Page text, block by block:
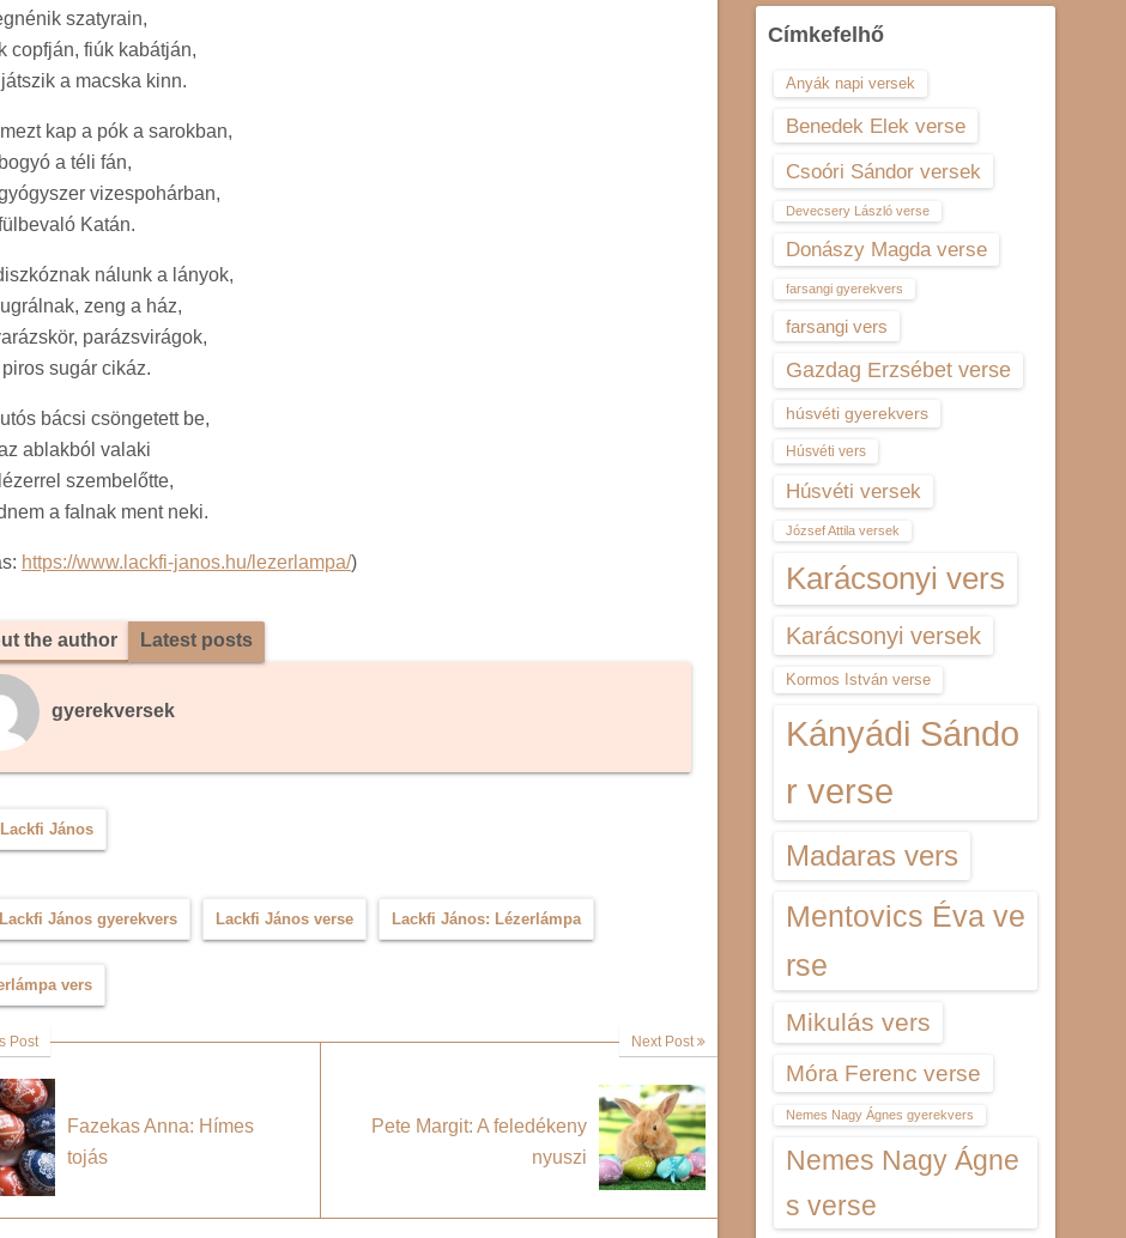
szatyrain,
copfján, fiúk kabátján,
a macska kinn.
kap a pók a sarokban,
a téli fán,
vizespohárban,
Katán.
nálunk a lányok,
zeng a ház,
parázsvirágok,
sugár cikáz.
bácsi csöngetett be,
ablakból valaki
szembelőtte,
a falnak ment neki.
https://www.lackfi-janos.hu/lezerlampa/)
the author Latest posts
gyerekversek
Lackfi János
Lackfi János gyerekvers Lackfi János verse Lackfi János: Lézerlámpa
vers
Post
Fazekas Anna: Hímes
tojás
Next Post
Pete Margit: A feledékeny
nyuszi
Címkefelhő
Anyák napi versek
Benedek Elek verse
Csoóri Sándor versek
Devecsery László verse
Donászy Magda verse
farsangi gyerekvers
farsangi vers
Gazdag Erzsébet verse
húsvéti gyerekvers
Húsvéti vers
Húsvéti versek
József Attila versek
Karácsonyi vers
Karácsonyi versek
Kormos István verse
Kányádi Sándo
r verse
Madaras vers
Mentovics Éva ve
rse
Mikulás vers
Móra Ferenc verse
Nemes Nagy Ágnes gyerekvers
Nemes Nagy Ágne
s verse